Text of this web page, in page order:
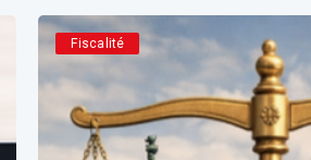
Fiscalité